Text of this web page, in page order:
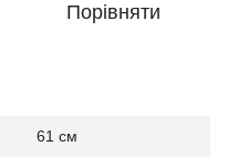
Порівняти
61 см